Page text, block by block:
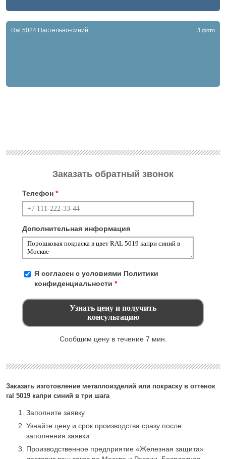
Ral 5024 Пастельно-синий 3 фото
Заказать изготовление металлоизделий или покраску в оттенок
ral 5019 капри синий в три шага
Заполните заявку
Узнайте цену и срок производства сразу после
заполнения заявки
Производственное предприятие «Железная защита»
Заказать обратный звонок
Телефон *
Дополнительная информация
Я согласен с условиями Политики
конфиденциальности *
Сообщим цену в течение 7 мин.